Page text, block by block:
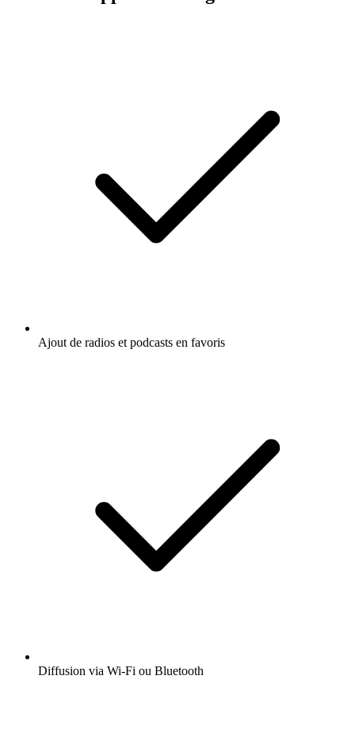
Ajout de radios et podcasts en favoris
Diffusion via Wi-Fi ou Bluetooth